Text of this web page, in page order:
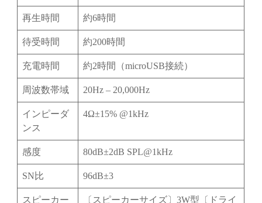
再生時間 約6時間
待受時間 約200時間
充電時間 約2時間（microUSB接続）
周波数帯域 20Hz – 20,000Hz
インピーダ
ンス
4Ω±15% @1kHz
感度 80dB±2dB SPL@1kHz
SN比 96dB±3
スピーカー
〔スピーカーサイズ〕3W型〔ドライ